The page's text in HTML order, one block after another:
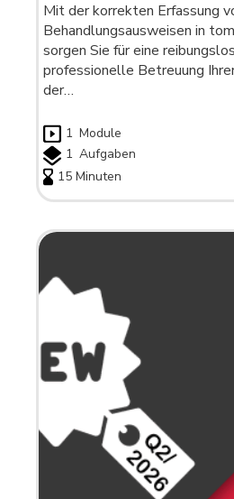
Mit der korrekten Erfassung
Behandlungsausweisen in
sorgen Sie für eine
professionelle Betreuung
der…
1 Module
1 Aufgaben
15 Minuten